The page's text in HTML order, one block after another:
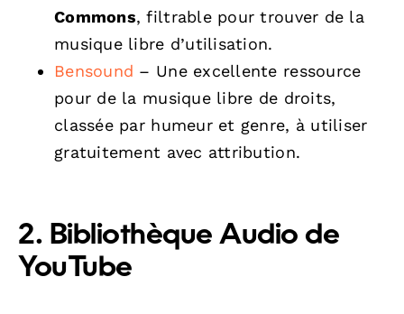
Commons, filtrable pour trouver de la
musique libre d’utilisation.
Bensound – Une excellente ressource
pour de la musique libre de droits,
classée par humeur et genre, à utiliser
gratuitement avec attribution.
2. Bibliothèque Audio de
YouTube